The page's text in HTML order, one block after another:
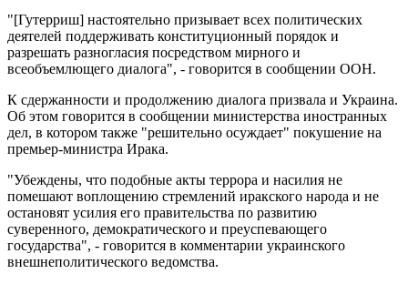
"[Гутерриш] настоятельно призывает всех политических
деятелей поддерживать конституционный порядок и
разрешать разногласия посредством мирного и
всеобъемлющего диалога", - говорится в сообщении ООН.
К сдержанности и продолжению диалога призвала и Украина.
Об этом говорится в сообщении министерства иностранных
дел, в котором также "решительно осуждает" покушение на
премьер-министра Ирака.
"Убеждены, что подобные акты террора и насилия не
помешают воплощению стремлений иракского народа и не
остановят усилия его правительства по развитию
суверенного, демократического и преуспевающего
государства", - говорится в комментарии украинского
внешнеполитического ведомства.